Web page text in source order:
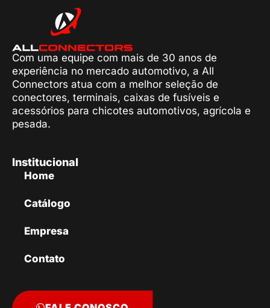
Com uma equipe com mais de 30 anos de
experiência no mercado automotivo, a All
Connectors atua com a melhor seleção de
conectores, terminais, caixas de fusíveis e
acessórios para chicotes automotivos, agrícola e
pesada.
Institucional
Home
Catálogo
Empresa
Contato